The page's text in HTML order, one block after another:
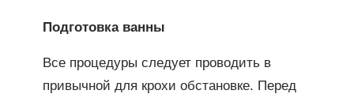
Подготовка ванны
Все процедуры следует проводить в
привычной для крохи обстановке. Перед